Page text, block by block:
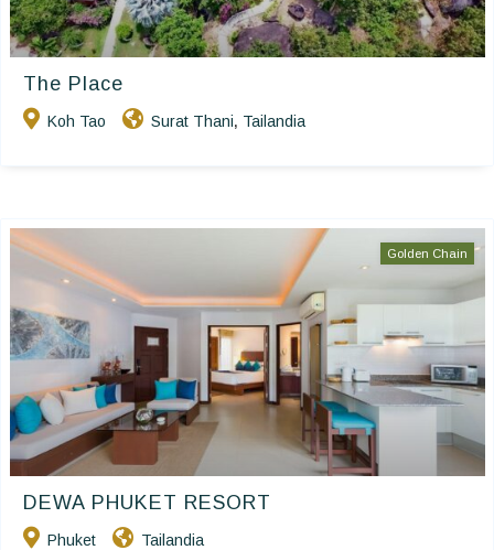
The Place
Koh Tao Surat Thani, Tailandia
Golden Chain
DEWA PHUKET RESORT
Phuket Tailandia